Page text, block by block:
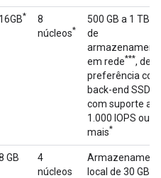
16GB*
8
núcleos*
500 GB a 1 TB
de
em rede***, de
preferência com
back-end SSD,
com suporte a
1.000 IOPS ou
mais*
GB
4
núcleos
local de 30 GB a